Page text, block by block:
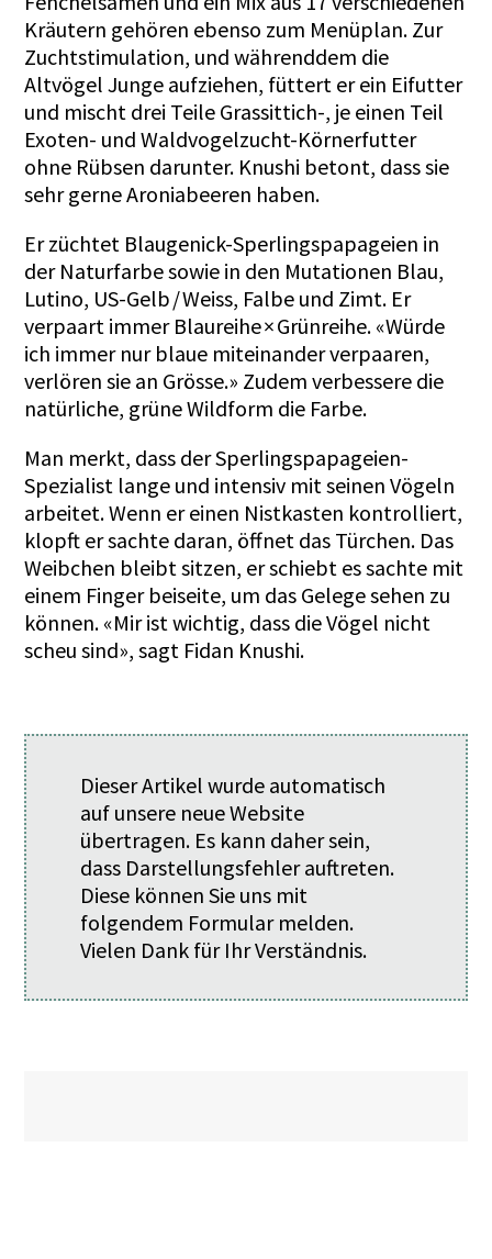
Kräutern gehören ebenso zum Menüplan. Zur
Zuchtstimulation, und währenddem die
Altvögel Junge aufziehen, füttert er ein Eifutter
und mischt drei Teile Grassittich-, je einen Teil
Exoten- und Waldvogelzucht-Körnerfutter
ohne Rübsen darunter. Knushi betont, dass sie
sehr gerne Aroniabeeren haben.
Er züchtet Blaugenick-Sperlingspapageien in
der Naturfarbe sowie in den Mutationen Blau,
Lutino, US-Gelb / Weiss, Falbe und Zimt. Er
verpaart immer Blaureihe × Grünreihe. «Würde
ich immer nur blaue miteinander verpaaren,
verlören sie an Grösse.» Zudem verbessere die
natürliche, grüne Wildform die Farbe.
Man merkt, dass der Sperlingspapageien-
Spezialist lange und intensiv mit seinen Vögeln
arbeitet. Wenn er einen Nistkasten kontrolliert,
klopft er sachte daran, öffnet das Türchen. Das
Weibchen bleibt sitzen, er schiebt es sachte mit
einem Finger beiseite, um das Gelege sehen zu
können. «Mir ist wichtig, dass die Vögel nicht
scheu sind», sagt Fidan Knushi.
Dieser Artikel wurde automatisch
auf unsere neue Website
übertragen. Es kann daher sein,
dass Darstellungsfehler auftreten.
Diese können Sie uns mit
folgendem Formularmelden.
Vielen Dank für Ihr Verständnis.